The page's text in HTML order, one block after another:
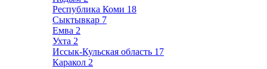
Республика Коми 18
Сыктывкар 7
Емва 2
Ухта 2
Иссык-Кульская область 17
Каракол 2